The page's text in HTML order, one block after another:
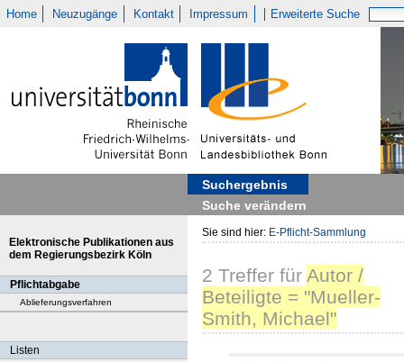
Home Neuzugänge Kontakt Impressum Erweiterte Suche
Suchergebnis
Suche verändern
Elektronische Publikationen aus
dem Regierungsbezirk Köln
Pflichtabgabe
Ablieferungsverfahren
Listen
Sie sind hier: E-Pflicht-Sammlung
2 Treffer für Autor /
Beteiligte = "Mueller-
Smith, Michael"